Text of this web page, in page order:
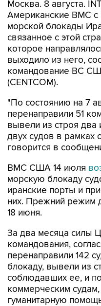
морской блокады
связанное с этой
которое
выходило из него,
командование ВС
(CENTCOM).
"По состоянию на 7
вывели из строя два
двух судов в рамках
говорится в
ВМС США 14 июля
иранские порты и
них. Прежний режим
18 июня.
За два месяца силы
перенаправили 142
блокаду, вывели из
соблюдавших ее, и
коммерческим
гуманитарную
блокады.